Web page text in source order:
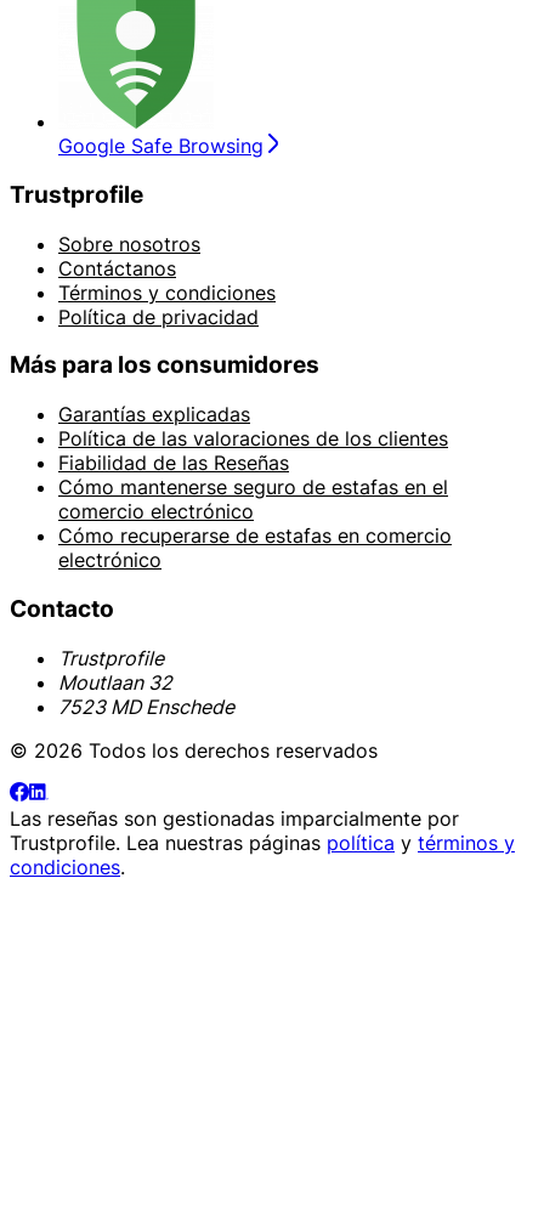
Google Safe Browsing
Trustprofile
Sobre nosotros
Contáctanos
Términos y condiciones
Política de privacidad
Más para los consumidores
Garantías explicadas
Política de las valoraciones de los clientes
Fiabilidad de las Reseñas
Cómo mantenerse seguro de estafas en el
comercio electrónico
Cómo recuperarse de estafas en comercio
electrónico
Contacto
Trustprofile
Moutlaan 32
7523 MD Enschede
© 2026 Todos los derechos reservados
Las reseñas son gestionadas imparcialmente por
Trustprofile. Lea nuestras páginas política y términos y
condiciones.